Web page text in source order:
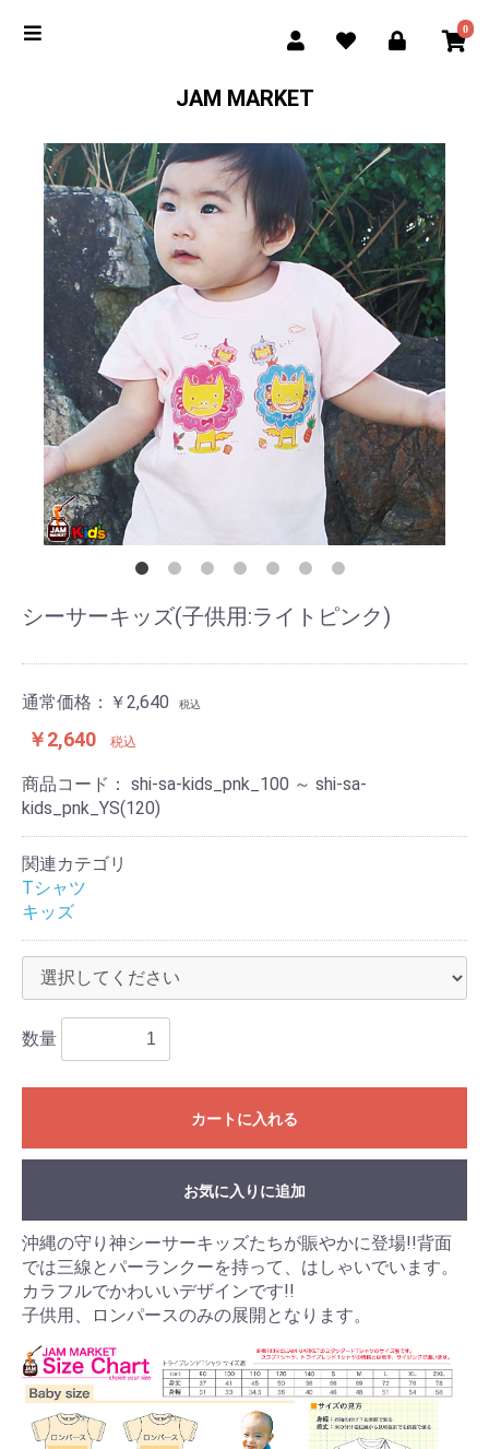
0
JAM MARKET
シーサーキッズ(子供用:ライトピンク)
通常価格： ￥2,640 税込
￥2,640 税込
商品コード： shi-sa-kids_pnk_100 ～ shi-sa-
kids_pnk_YS(120)
関連カテゴリ
Tシャツ
キッズ
数量
カートに入れる
お気に入りに追加
沖縄の守り神シーサーキッズたちが賑やかに登場!!背面
では三線とパーランクーを持って、はしゃいでいます。
カラフルでかわいいデザインです!!
子供用、ロンパースのみの展開となります。